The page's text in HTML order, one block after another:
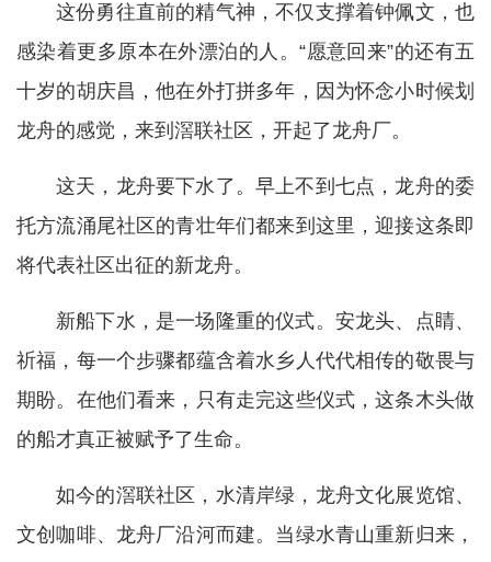
这份勇往直前的精气神，不仅支撑着钟佩文，也
感染着更多原本在外漂泊的人。“愿意回来”的还有五
十岁的胡庆昌，他在外打拼多年，因为怀念小时候划
龙舟的感觉，来到滘联社区，开起了龙舟厂。
这天，龙舟要下水了。早上不到七点，龙舟的委
托方流涌尾社区的青壮年们都来到这里，迎接这条即
将代表社区出征的新龙舟。
新船下水，是一场隆重的仪式。安龙头、点睛、
祈福，每一个步骤都蕴含着水乡人代代相传的敬畏与
期盼。在他们看来，只有走完这些仪式，这条木头做
的船才真正被赋予了生命。
如今的滘联社区，水清岸绿，龙舟文化展览馆、
文创咖啡、龙舟厂沿河而建。当绿水青山重新归来，